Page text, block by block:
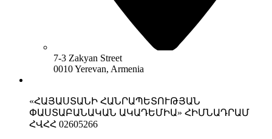
7-3 Zakyan Street
0010 Yerevan, Armenia
«ՀԱՅԱՍՏԱՆԻ ՀԱՆՐԱՊԵՏՈՒԹՅԱՆ
ՓԱՍՏԱԲԱՆԱԿԱՆ ԱԿԱԴԵՄԻԱ» ՀԻՄՆԱԴՐԱՄ
ՀՎՀՀ 02605266